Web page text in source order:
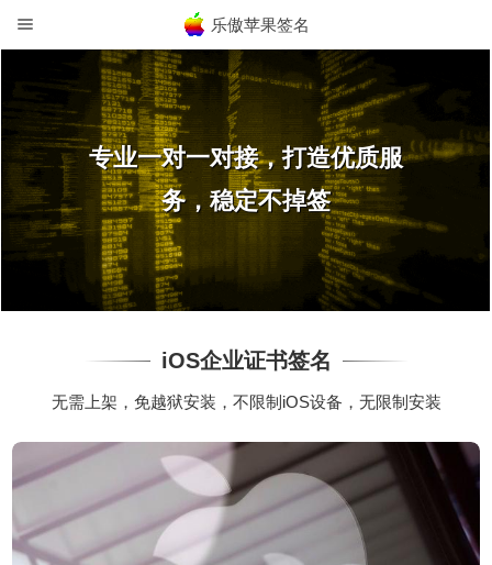
乐傲苹果签名
专业一对一对接，打造优质服
务，稳定不掉签
iOS企业证书签名
无需上架，免越狱安装，不限制iOS设备，无限制安装